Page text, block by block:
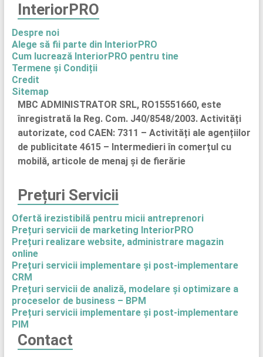
InteriorPRO
Despre noi
Alege să fii parte din InteriorPRO
Cum lucrează InteriorPRO pentru tine
Termene și Condiții
Credit
Sitemap
MBC ADMINISTRATOR SRL, RO15551660, este
înregistrată la Reg. Com. J40/8548/2003. Activități
autorizate, cod CAEN: 7311 – Activități ale agențiilor
de publicitate 4615 – Intermedieri în comerțul cu
mobilă, articole de menaj și de fierărie
Prețuri Servicii
Ofertă irezistibilă pentru micii antreprenori
Prețuri servicii de marketing InteriorPRO
Prețuri realizare website, administrare magazin
online
Prețuri servicii implementare și post-implementare
CRM
Prețuri servicii de analiză, modelare și optimizare a
proceselor de business – BPM
Prețuri servicii implementare și post-implementare
PIM
Contact